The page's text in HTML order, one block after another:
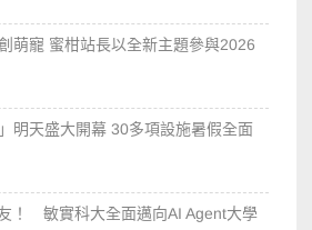
萌寵 蜜柑站長以全新主題參與2026
明天盛大開幕 30多項設施暑假全面
！ 敏實科大全面邁向AI Agent大學